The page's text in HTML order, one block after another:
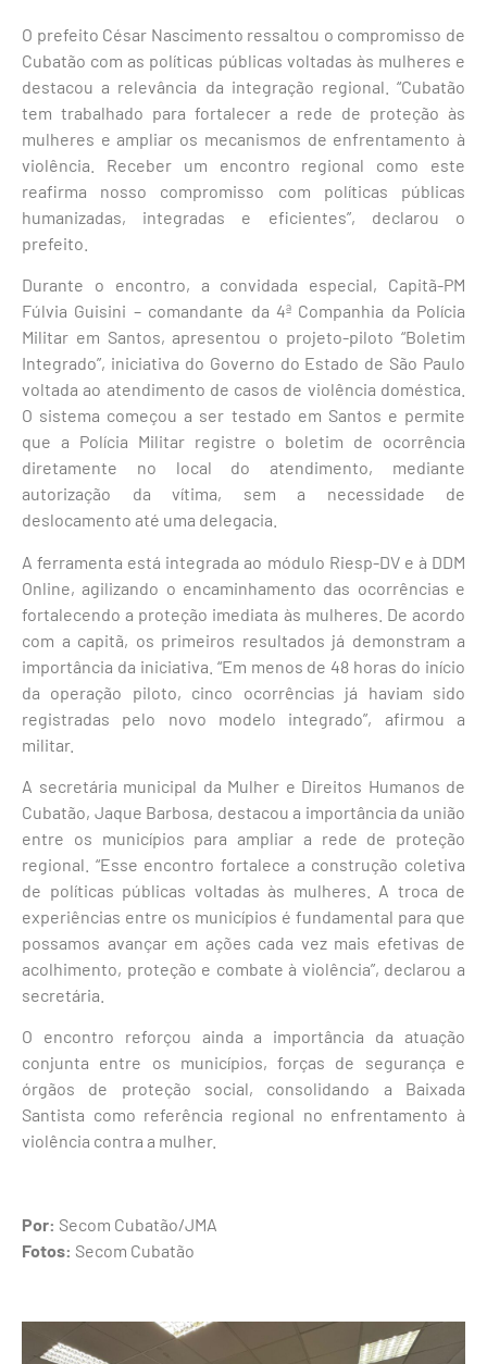
O prefeito César Nascimento ressaltou o compromisso de
Cubatão com as políticas públicas voltadas às mulheres e
destacou a relevância da integração regional. “Cubatão
tem trabalhado para fortalecer a rede de proteção às
mulheres e ampliar os mecanismos de enfrentamento à
violência. Receber um encontro regional como este
reafirma nosso compromisso com políticas públicas
humanizadas, integradas e eficientes”, declarou o
prefeito.
Durante o encontro, a convidada especial, Capitã-PM
Fúlvia Guisini – comandante da 4ª Companhia da Polícia
Militar em Santos, apresentou o projeto-piloto “Boletim
Integrado”, iniciativa do Governo do Estado de São Paulo
voltada ao atendimento de casos de violência doméstica.
O sistema começou a ser testado em Santos e permite
que a Polícia Militar registre o boletim de ocorrência
diretamente no local do atendimento, mediante
autorização da vítima, sem a necessidade de
deslocamento até uma delegacia.
A ferramenta está integrada ao módulo Riesp-DV e à DDM
Online, agilizando o encaminhamento das ocorrências e
fortalecendo a proteção imediata às mulheres. De acordo
com a capitã, os primeiros resultados já demonstram a
importância da iniciativa. “Em menos de 48 horas do início
da operação piloto, cinco ocorrências já haviam sido
registradas pelo novo modelo integrado”, afirmou a
militar.
A secretária municipal da Mulher e Direitos Humanos de
Cubatão, Jaque Barbosa, destacou a importância da união
entre os municípios para ampliar a rede de proteção
regional. “Esse encontro fortalece a construção coletiva
de políticas públicas voltadas às mulheres. A troca de
experiências entre os municípios é fundamental para que
possamos avançar em ações cada vez mais efetivas de
acolhimento, proteção e combate à violência”, declarou a
secretária.
O encontro reforçou ainda a importância da atuação
conjunta entre os municípios, forças de segurança e
órgãos de proteção social, consolidando a Baixada
Santista como referência regional no enfrentamento à
violência contra a mulher.
Por: Secom Cubatão/JMA
Fotos: Secom Cubatão